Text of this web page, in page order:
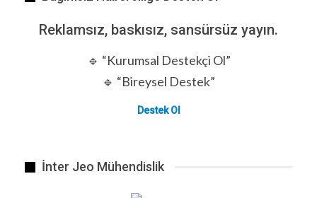
Modeller
Küresel Piyasada Dolar Değer Kaybederken
Türkiye’de…
No Cach No Life
Reklamsız, baskısız, sansürsüz yayın.
🔹 “Kurumsal Destekçi Ol”
🔹 “Bireysel Destek”
Destek Ol
İnter Jeo Mühendislik